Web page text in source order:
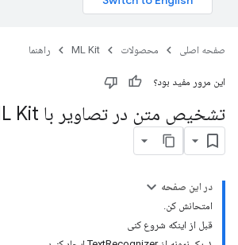
صفحه اصلی محصولات ML Kit راهنما
این مرور مفید بود؟
تشخیص متن در تصاویر با ML Kit در اندروید
در این صفحه
امتحانش کن.
قبل از اینکه شروع کنی